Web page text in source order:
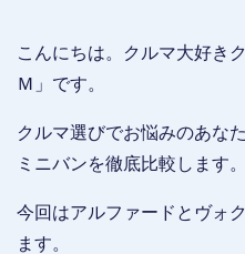
こんにちは。クルマ大好き
Ｍ」です。
クルマ選びでお悩みのあな
ミニバンを徹底比較します。
今回はアルファードとヴォ
ます。